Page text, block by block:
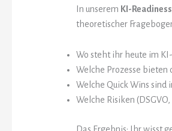
In unserem KI-
theoretischer
Wo steht ihr heute im
Welche Prozesse bieten
Welche Quick Wins sind
Welche Risiken
Das Ergebnis: Ihr wisst